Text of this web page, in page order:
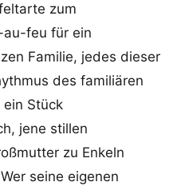
zum
au-feu für ein
Familie, jedes dieser
des familiären
Stück
jene stillen
zu Enkeln
seine eigenen